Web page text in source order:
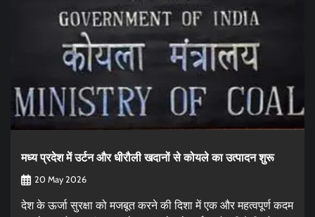
मध्य प्रदेश में उर्टन और धीरौली खदानों से कोयले का उत्पादन शुरू
20 May 2026
देश के ऊर्जा सुरक्षा को मजबूत करने की दिशा में एक और महत्वपूर्ण कदम